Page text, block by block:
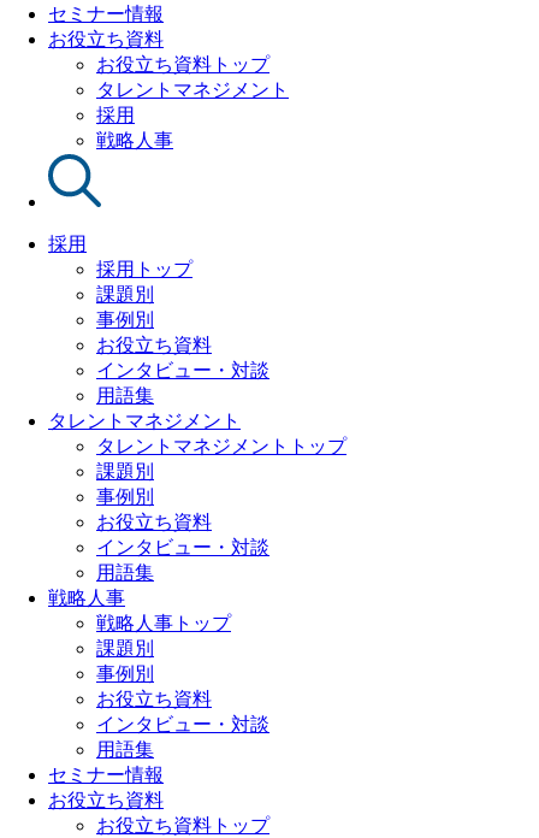
セミナー情報
お役立ち資料
お役立ち資料トップ
タレントマネジメント
採用
戦略人事
採用
採用トップ
課題別
事例別
お役立ち資料
インタビュー・対談
用語集
タレントマネジメント
タレントマネジメントトップ
課題別
事例別
お役立ち資料
インタビュー・対談
用語集
戦略人事
戦略人事トップ
課題別
事例別
お役立ち資料
インタビュー・対談
用語集
セミナー情報
お役立ち資料
お役立ち資料トップ